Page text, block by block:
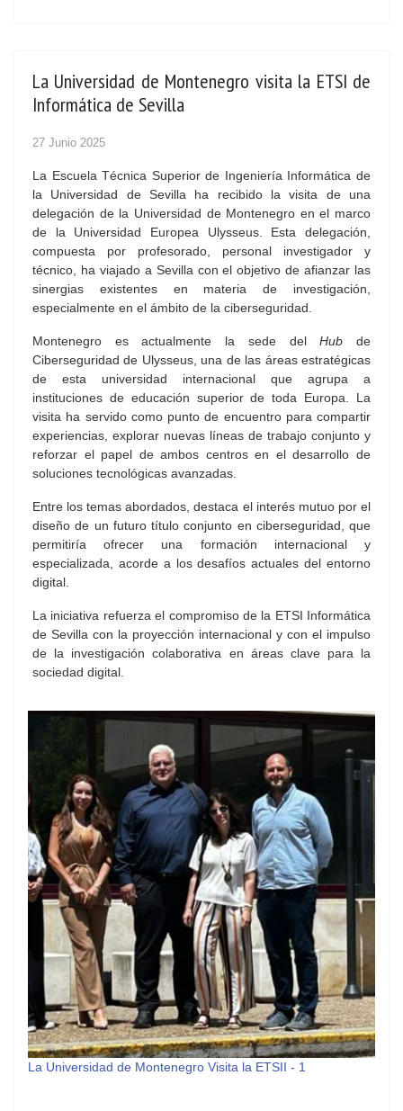
La Universidad de Montenegro visita la ETSI de
Informática de Sevilla
27 Junio 2025
La Escuela Técnica Superior de Ingeniería Informática de
la Universidad de Sevilla ha recibido la visita de una
delegación de la Universidad de Montenegro en el marco
de la Universidad Europea Ulysseus. Esta delegación,
compuesta por profesorado, personal investigador y
técnico, ha viajado a Sevilla con el objetivo de afianzar las
sinergias existentes en materia de investigación,
especialmente en el ámbito de la ciberseguridad.
Montenegro es actualmente la sede delHub de
Ciberseguridad de Ulysseus, una de las áreas estratégicas
de esta universidad internacional que agrupa a
instituciones de educación superior de toda Europa. La
visita ha servido como punto de encuentro para compartir
experiencias, explorar nuevas líneas de trabajo conjunto y
reforzar el papel de ambos centros en el desarrollo de
soluciones tecnológicas avanzadas.
Entre los temas abordados, destaca el interés mutuo por el
diseño de un futuro título conjunto en ciberseguridad, que
permitiría ofrecer una formación internacional y
especializada, acorde a los desafíos actuales del entorno
digital.
La iniciativa refuerza el compromiso de la ETSI Informática
de Sevilla con la proyección internacional y con el impulso
de la investigación colaborativa en áreas clave para la
sociedad digital.
La Universidad de Montenegro Visita la ETSII - 1